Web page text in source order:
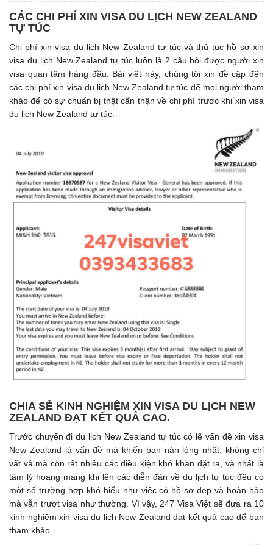
CÁC CHI PHÍ XIN VISA DU LỊCH NEW ZEALAND
TỰ TÚC
Chi phí xin visa du lịch New Zealand tự túc và thủ tục hồ sơ xin
visa du lịch New Zealand tự túc luôn là 2 câu hỏi được người xin
visa quan tâm hàng đầu. Bài viết này, chúng tôi xin đề cập đến
các chi phí xin visa du lịch New Zealand tự túc để mọi người tham
khảo để có sự chuẩn bị thật cẩn thận về chi phí trước khi xin visa
du lịch New Zealand tự túc.
CHIA SẺ KINH NGHIỆM XIN VISA DU LỊCH NEW
ZEALAND ĐẠT KẾT QUẢ CAO.
Trước chuyến đi du lịch New Zealand tự túc có lẽ vấn đề xin visa
New Zealand là vấn đề mà khiến bạn nản lòng nhất, không chỉ
vất vả mà còn rất nhiều các điều kiện khó khăn đặt ra, và nhất là
tâm lý hoang mang khi lên các diễn đàn về du lịch tự túc đều có
một số trường hợp khó hiểu như việc có hồ sơ đẹp và hoàn hảo
mà vẫn trượt visa như thường. Vì vậy, 247 Visa Việt sẽ đưa ra 10
kinh nghiệm xin visa du lịch New Zealand đạt kết quả cao để bạn
tham khảo.